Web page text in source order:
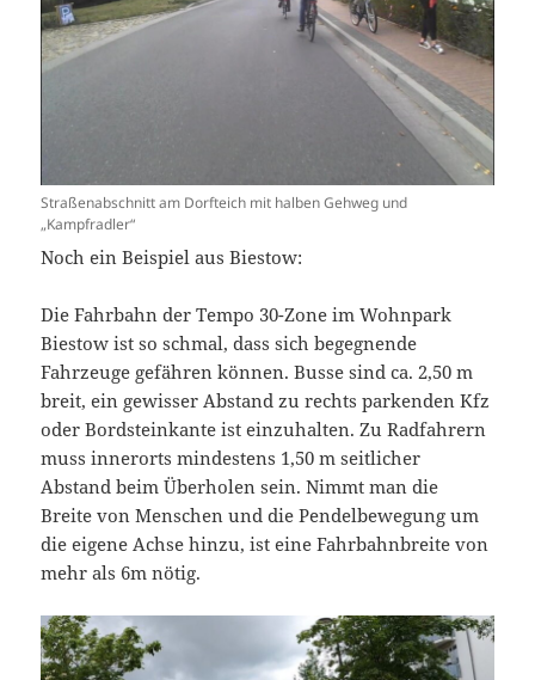
Straßenabschnitt am Dorfteich mit halben Gehweg und
„Kampfradler“
Noch ein Beispiel aus Biestow:
Die Fahrbahn der Tempo 30-Zone im Wohnpark
Biestow ist so schmal, dass sich begegnende
Fahrzeuge gefähren können. Busse sind ca. 2,50 m
breit, ein gewisser Abstand zu rechts parkenden Kfz
oder Bordsteinkante ist einzuhalten. Zu Radfahrern
muss innerorts mindestens 1,50 m seitlicher
Abstand beim Überholen sein. Nimmt man die
Breite von Menschen und die Pendelbewegung um
die eigene Achse hinzu, ist eine Fahrbahnbreite von
mehr als 6m nötig.